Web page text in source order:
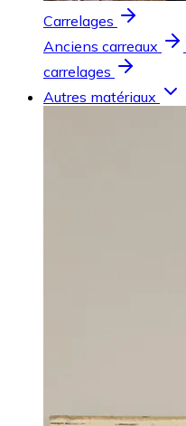
Carrelages
Anciens carreaux
carrelages
Autres matériaux